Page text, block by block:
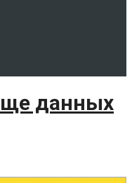
данных